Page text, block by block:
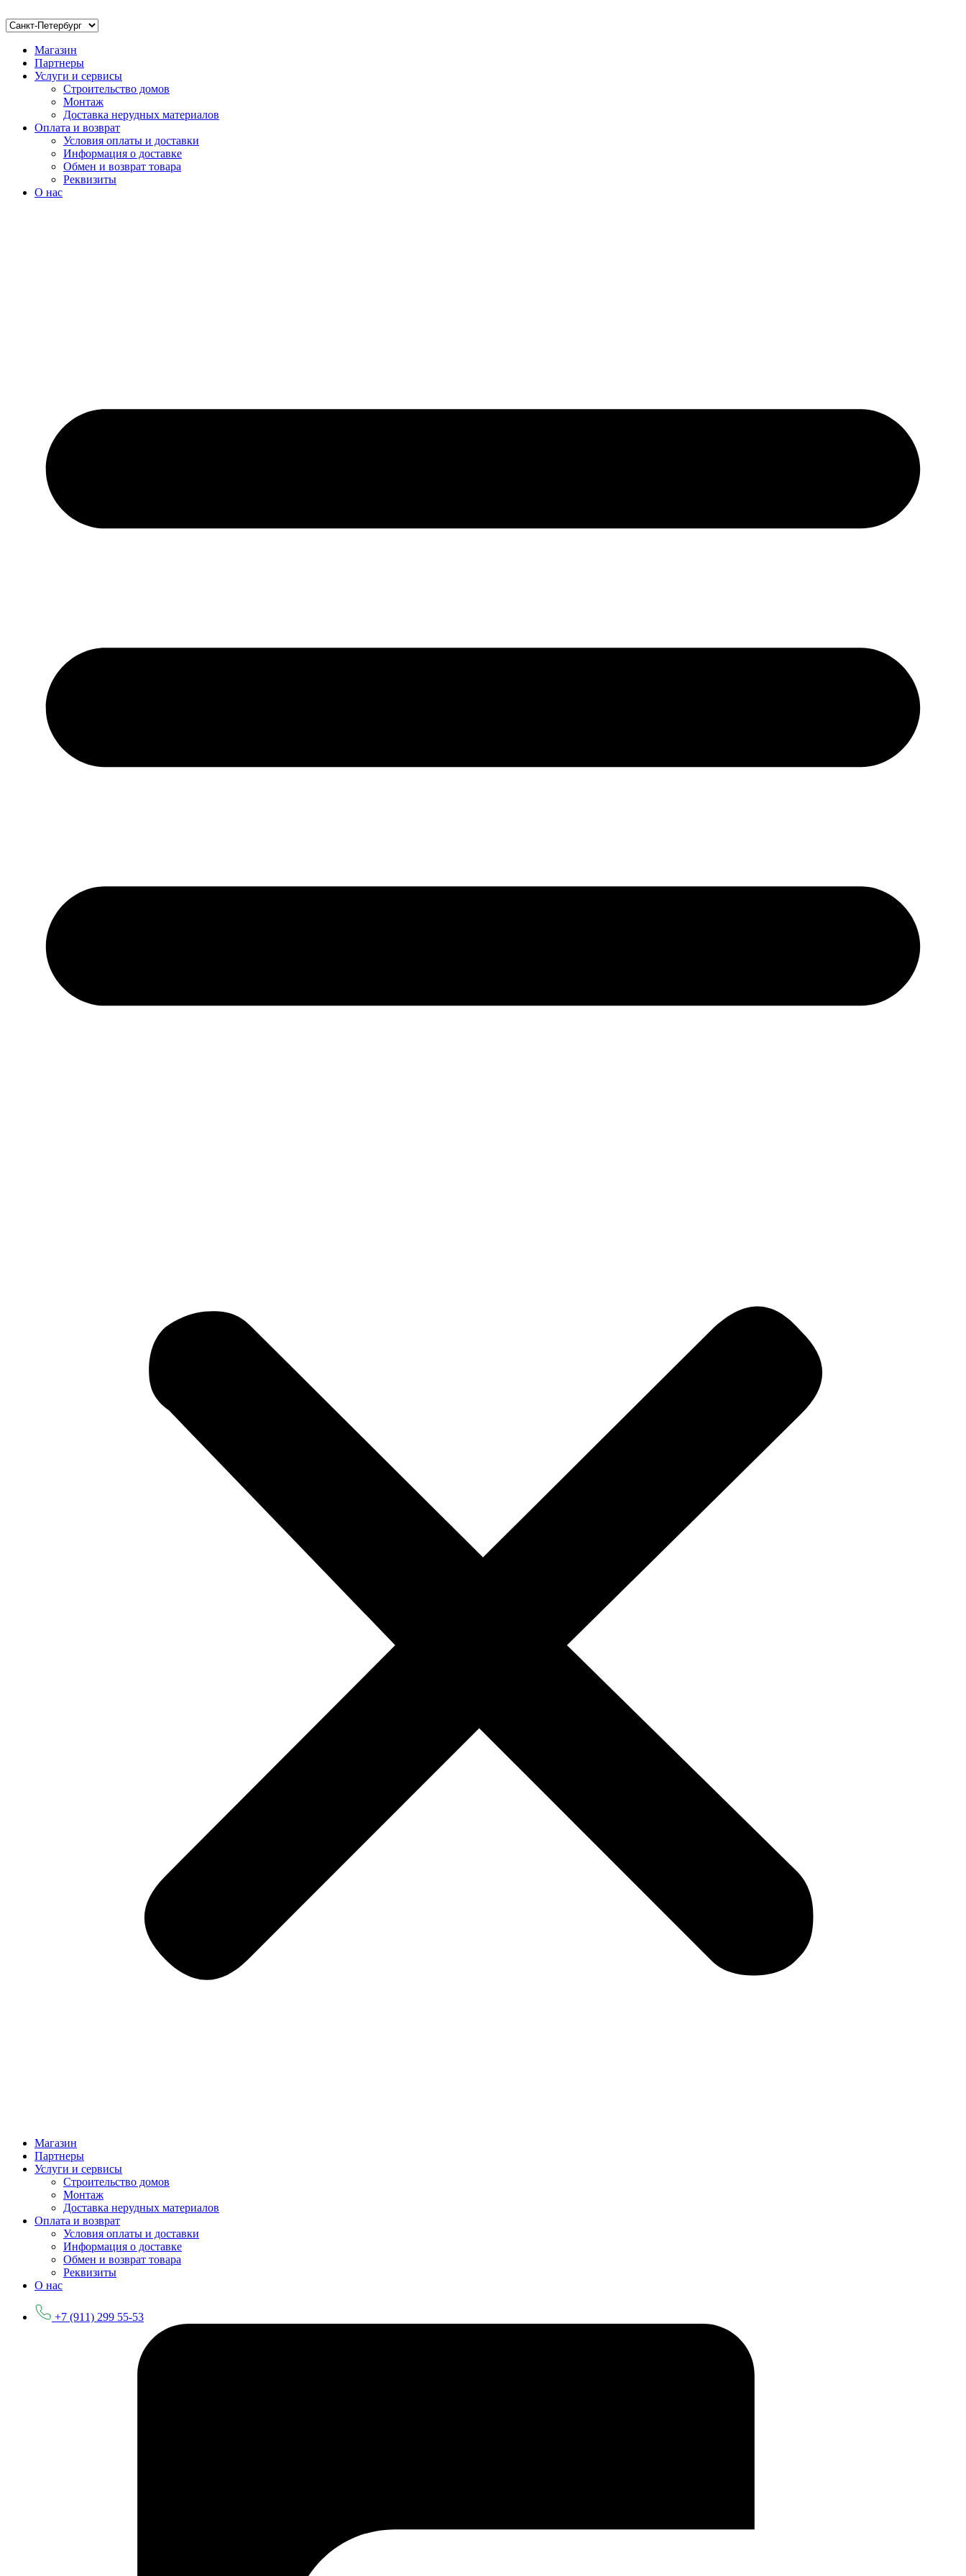
Магазин
Партнеры
Услуги и сервисы
Строительство домов
Монтаж
Доставка нерудных материалов
Оплата и возврат
Условия оплаты и доставки
Информация о доставке
Обмен и возврат товара
Реквизиты
О нас
Магазин
Партнеры
Услуги и сервисы
Строительство домов
Монтаж
Доставка нерудных материалов
Оплата и возврат
Условия оплаты и доставки
Информация о доставке
Обмен и возврат товара
Реквизиты
О нас
+7 (911) 299 55-53